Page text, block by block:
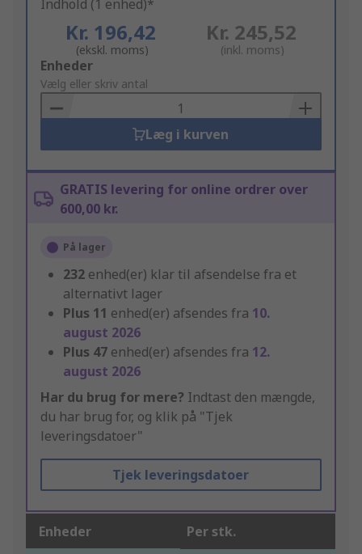
Indhold (1 enhed)*
Kr. 196,42
(ekskl. moms)
Kr. 245,52
(inkl. moms)
Add
to
Basket
Enheder
Vælg eller skriv antal
Læg i kurven
GRATIS levering for online ordrer over
600,00 kr.
På lager
232 enhed(er) klar til afsendelse fra et
alternativt lager
Plus 11 enhed(er) afsendes fra 10.
august 2026
Plus 47 enhed(er) afsendes fra 12.
august 2026
Har du brug for mere? Indtast den mængde,
du har brug for, og klik på "Tjek
leveringsdatoer"
Tjek leveringsdatoer
Enheder Per stk.